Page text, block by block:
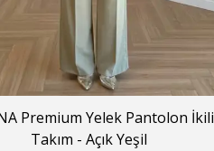
Premium Yelek Pantolon İkili
Takım - Açık Yeşil